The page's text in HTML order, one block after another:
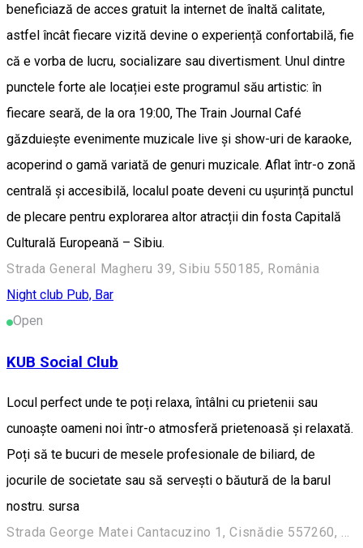
beneficiază de acces gratuit la internet de înaltă calitate,
astfel încât fiecare vizită devine o experiență confortabilă, fie
că e vorba de lucru, socializare sau divertisment. Unul dintre
punctele forte ale locației este programul său artistic: în
fiecare seară, de la ora 19:00, The Train Journal Café
găzduiește evenimente muzicale live și show-uri de karaoke,
acoperind o gamă variată de genuri muzicale. Aflat într-o zonă
centrală și accesibilă, localul poate deveni cu ușurință punctul
de plecare pentru explorarea altor atracții din fosta Capitală
Culturală Europeană – Sibiu.
Strada General Magheru 39, Sibiu 550185, România
Night club Pub, Bar
Open
KUB Social Club
Locul perfect unde te poți relaxa, întâlni cu prietenii sau
cunoaște oameni noi într-o atmosferă prietenoasă și relaxată.
Poți să te bucuri de mesele profesionale de biliard, de
jocurile de societate sau să servești o băutură de la barul
nostru. sursa
Strada George Matei Cantacuzino 1, Cisnădie 557260, Romania